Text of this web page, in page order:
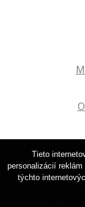
© 2026 Farby |
eshopu cez
Tieto
personalizácií
týchto